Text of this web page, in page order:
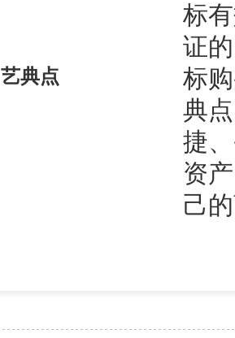
艺典点
标
证
标
典
捷
资
己